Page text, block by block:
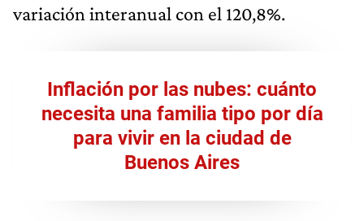
variación interanual con el 120,8%.
Inflación por las nubes: cuánto
necesita una familia tipo por día
para vivir en la ciudad de
Buenos Aires